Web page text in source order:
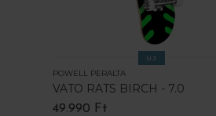
ÚJ
POWELL PERALTA
VATO RATS BIRCH - 7.0
49.990 Ft